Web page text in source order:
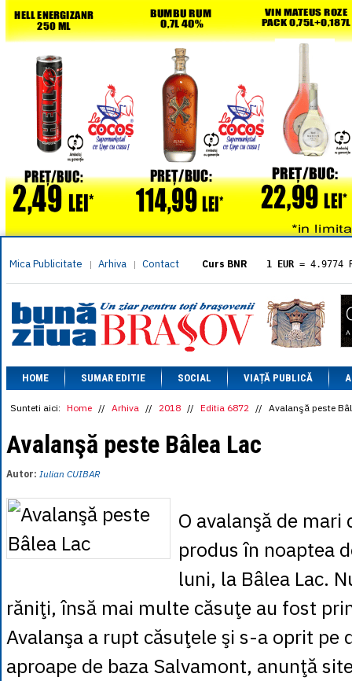
Mica Publicitate | Arhiva | Contact Curs BNR 1 EUR = 4.9774
= 5.8304
1 XAU= 464.4611
1 AED= 1.1933
1 AUD= 2.7957
1 BGN= 2.5449
1 CAD= 3.1559
1 CHF= 5.2813
1 CNY= 0.6015
1 MDL= 0.2538
1 NOK= 0.4191
= 2.6097
1 PLN
= 1.1646
1 RUB= 0.0530
1 SEK= 0.4526
1 TRY = 0.1141
1 UAH = 0.1048
1 XDR= 5.9383
1 ZAR = 0.2318
HOME SUMAR EDITIE SOCIAL VIAȚĂ PUBLICĂ
Sunteti aici: Home // Arhiva // 2018 // Editia 6872 // Avalanşă peste
Avalanşă peste Bâlea Lac
Autor: Iulian CUIBAR
O avalanşă de
produs în noaptea
luni, la Bâlea Lac.
răniţi, însă mai multe căsuţe au fost
Avalanşa a rupt căsuţele şi s-a oprit pe
aproape de baza Salvamont, anunţă